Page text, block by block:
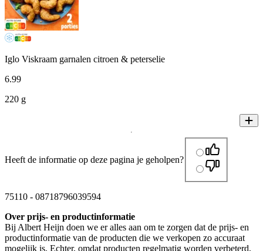
Iglo Viskraam garnalen citroen & peterselie
6.99
220 g
Heeft de informatie op deze pagina je geholpen?
75110 - 08718796039594
Over prijs- en productinformatie
Bij Albert Heijn doen we er alles aan om te zorgen dat de prijs- en
productinformatie van de producten die we verkopen zo accuraat
mogelijk is. Echter, omdat producten regelmatig worden verbeterd,